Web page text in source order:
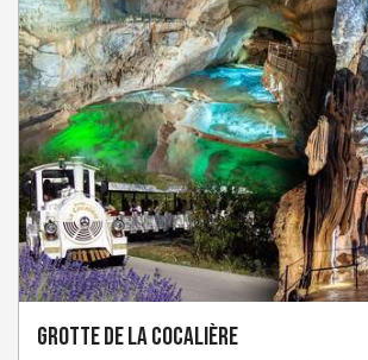
Grotte de la Cocalière